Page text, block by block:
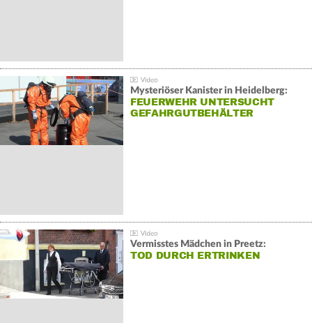
Mysteriöser Kanister in Heidelberg:
FEUERWEHR UNTERSUCHT
GEFAHRGUTBEHÄLTER
Vermisstes Mädchen in Preetz:
TOD DURCH ERTRINKEN